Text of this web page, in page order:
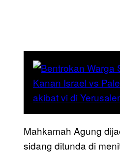
Mahkamah Agung
sidang ditunda di